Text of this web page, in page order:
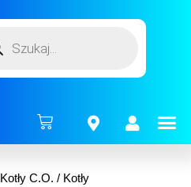
Kotły C.O. / Kotły